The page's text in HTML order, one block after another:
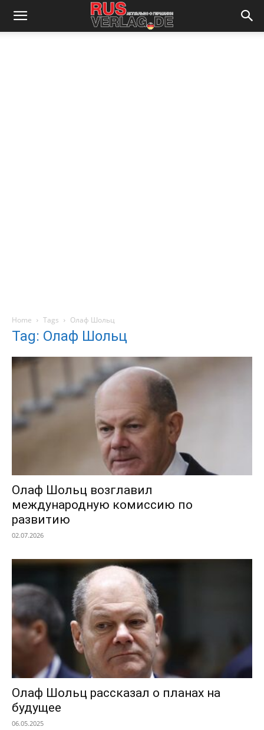
Home Tags Олаф Шольц
Tag: Олаф Шольц
Олаф Шольц возглавил
международную комиссию по
развитию
02.07.2026
Олаф Шольц рассказал о планах на
будущее
06.05.2025